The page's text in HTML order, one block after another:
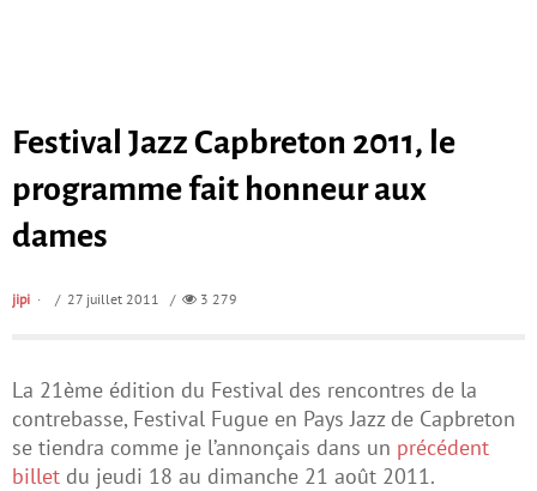
Festival Jazz Capbreton 2011, le
programme fait honneur aux
dames
jipi / 27 juillet 2011 / 3 279
La 21ème édition du Festival des rencontres de la
contrebasse, Festival Fugue en Pays Jazz de Capbreton
se tiendra comme je l’annonçais dans un précédent
billet du jeudi 18 au dimanche 21 août 2011.